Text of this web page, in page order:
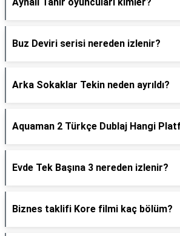
Buz Deviri serisi nereden izlenir?
Arka Sokaklar Tekin neden ayrıldı?
Aquaman 2 Türkçe Dublaj Hangi
Evde Tek Başına 3 nereden izlenir?
Biznes taklifi Kore filmi kaç bölüm?